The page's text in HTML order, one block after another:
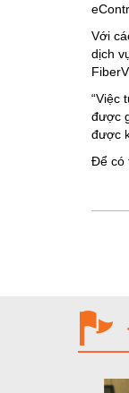
Với
dịch
“Việc
được
được
Để có